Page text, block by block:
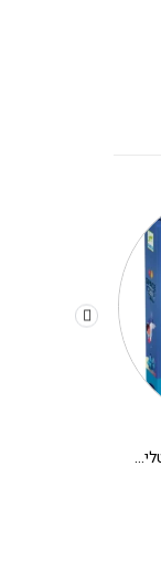
משחק קופסא לילדים – קריסטלים בחלל